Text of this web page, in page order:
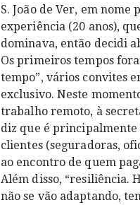
S. João de Ver, em
experiência (20 anos),
dominava, então decidi
Os primeiros tempos
tempo”, vários convites
exclusivo. Neste
trabalho remoto, à
diz que é principalmente
clientes (seguradoras,
ao encontro de quem
Além disso, “resiliência.
não se vão adaptando,